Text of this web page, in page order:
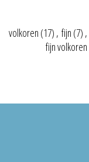
volkoren (17) , fijn (7) ,
fijn volkoren